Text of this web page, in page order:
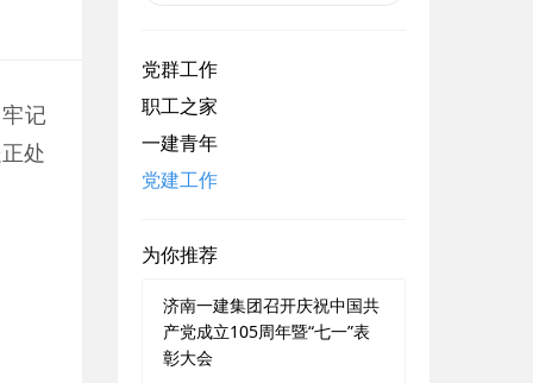
记
处
党群工作
职工之家
一建青年
党建工作
为你推荐
济南一建集团召开庆祝中国共
产党成立105周年暨“七一”表
彰大会